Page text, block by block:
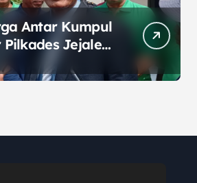
Antar Kumpul
Jejalen
Pemilu Damai